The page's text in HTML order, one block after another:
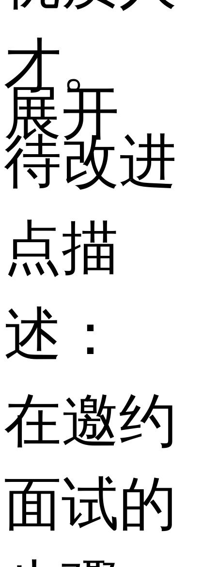
才。
展开
待改进
点描
述：
在邀约
面试的